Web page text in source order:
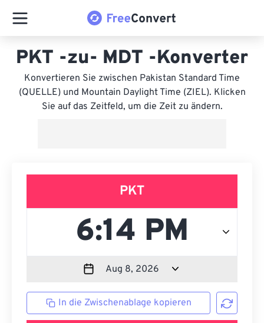
PKT -zu- MDT -Konverter
Konvertieren Sie zwischen Pakistan Standard Time
(QUELLE) und Mountain Daylight Time (ZIEL). Klicken
Sie auf das Zeitfeld, um die Zeit zu ändern.
PKT
In die Zwischenablage kopieren